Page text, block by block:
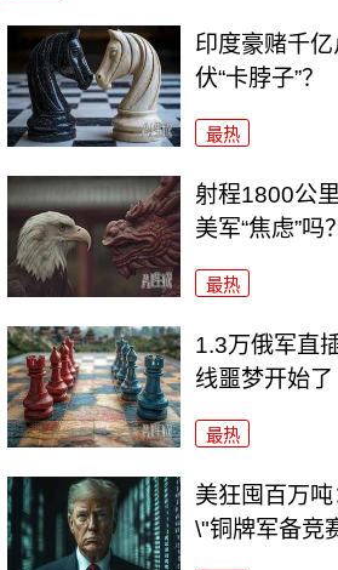
印度豪赌千
伏“卡脖子”？
最热
射程1800公
美军“焦虑”吗？
最热
1.3万俄军直
线噩梦开始了
最热
美狂囤百万
\"铜牌军备竞